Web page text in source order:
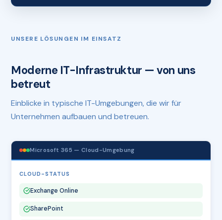
UNSERE LÖSUNGEN IM EINSATZ
Moderne IT-Infrastruktur — von uns
betreut
Einblicke in typische IT-Umgebungen, die wir für
Unternehmen aufbauen und betreuen.
Microsoft 365 — Cloud-Umgebung
CLOUD-STATUS
Exchange Online
SharePoint